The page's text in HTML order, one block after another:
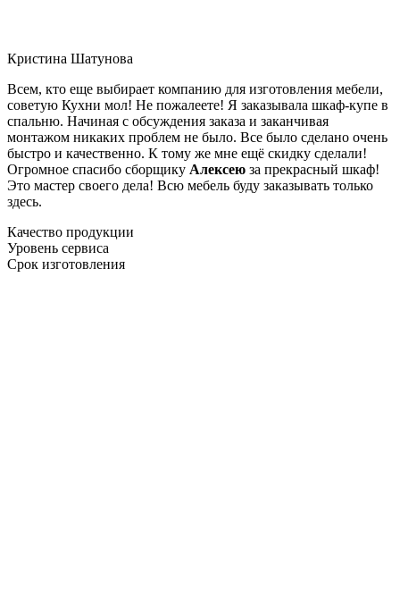
Кристина Шатунова
Всем, кто еще выбирает компанию для изготовления мебели,
советую Кухни мол! Не пожалеете! Я заказывала шкаф-купе в
спальню. Начиная с обсуждения заказа и заканчивая
монтажом никаких проблем не было. Все было сделано очень
быстро и качественно. К тому же мне ещё скидку сделали!
Огромное спасибо сборщику Алексею за прекрасный шкаф!
Это мастер своего дела! Всю мебель буду заказывать только
здесь.
Качество продукции
Уровень сервиса
Срок изготовления